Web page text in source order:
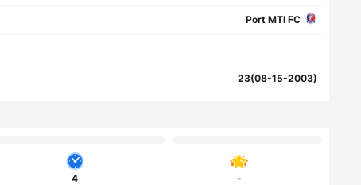
Port MTI FC
23(08-15-2003)
4 -